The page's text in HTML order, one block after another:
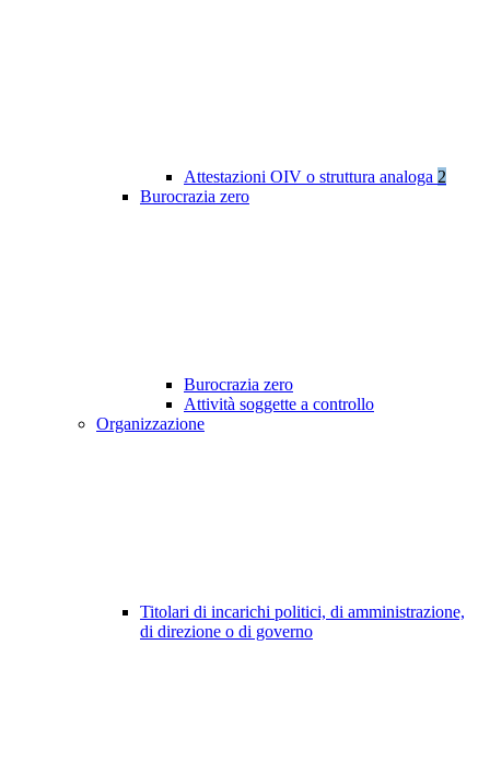
Attestazioni OIV o struttura analoga 2
Burocrazia zero
Burocrazia zero
Attività soggette a controllo
Organizzazione
Titolari di incarichi politici, di amministrazione,
di direzione o di governo